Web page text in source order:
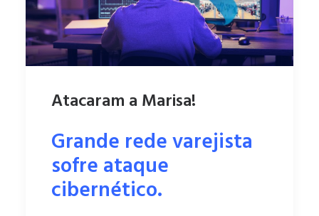
Atacaram a Marisa!
Grande rede varejista
sofre ataque
cibernético.